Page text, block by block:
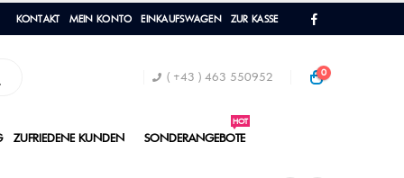
KONTAKT MEIN KONTO EINKAUFSWAGEN ZUR KASSE
( +43 ) 463 550952 0
ZUFRIEDENE KUNDEN SONDERANGEBOTE
HOT